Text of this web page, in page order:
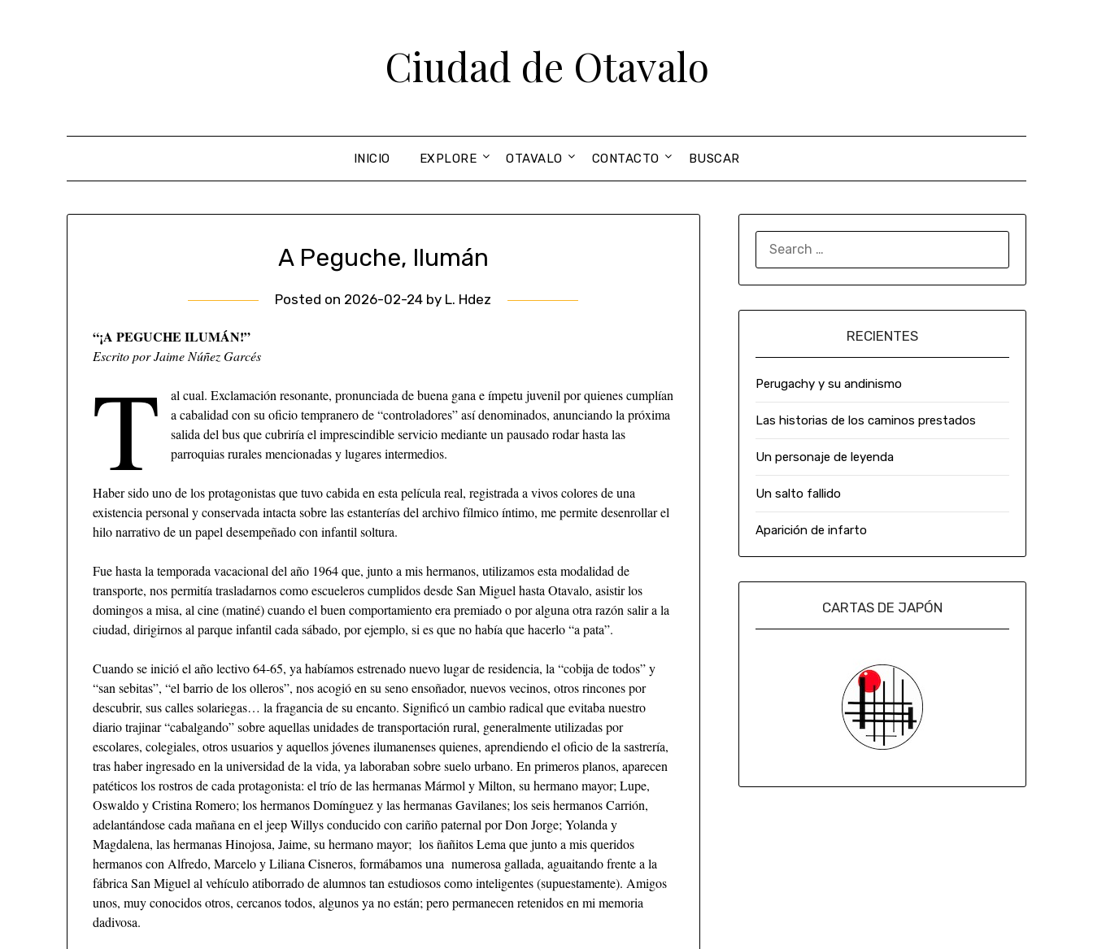
Ciudad de Otavalo
INICIO EXPLORE OTAVALO CONTACTO BUSCAR
A Peguche, Ilumán
Posted on 2026-02-24 by L. Hdez
“¡A PEGUCHE ILUMÁN!”
Escrito por Jaime Núñez Garcés
T
al cual. Exclamación resonante, pronunciada de buena gana e ímpetu juvenil por quienes cumplían
a cabalidad con su oficio tempranero de “controladores” así denominados, anunciando la próxima
salida del bus que cubriría el imprescindible servicio mediante un pausado rodar hasta las
parroquias rurales mencionadas y lugares intermedios.
Haber sido uno de los protagonistas que tuvo cabida en esta película real, registrada a vivos colores de una
existencia personal y conservada intacta sobre las estanterías del archivo fílmico íntimo, me permite desenrollar el
hilo narrativo de un papel desempeñado con infantil soltura.
Fue hasta la temporada vacacional del año 1964 que, junto a mis hermanos, utilizamos esta modalidad de
transporte, nos permitía trasladarnos como escueleros cumplidos desde San Miguel hasta Otavalo, asistir los
domingos a misa, al cine (matiné) cuando el buen comportamiento era premiado o por alguna otra razón salir a la
ciudad, dirigirnos al parque infantil cada sábado, por ejemplo, si es que no había que hacerlo “a pata”.
Cuando se inició el año lectivo 64-65, ya habíamos estrenado nuevo lugar de residencia, la “cobija de todos” y
“san sebitas”, “el barrio de los olleros”, nos acogió en su seno ensoñador, nuevos vecinos, otros rincones por
descubrir, sus calles solariegas… la fragancia de su encanto. Significó un cambio radical que evitaba nuestro
diario trajinar “cabalgando” sobre aquellas unidades de transportación rural, generalmente utilizadas por
escolares, colegiales, otros usuarios y aquellos jóvenes ilumanenses quienes, aprendiendo el oficio de la sastrería,
tras haber ingresado en la universidad de la vida, ya laboraban sobre suelo urbano. En primeros planos, aparecen
patéticos los rostros de cada protagonista: el trío de las hermanas Mármol y Milton, su hermano mayor; Lupe,
Oswaldo y Cristina Romero; los hermanos Domínguez y las hermanas Gavilanes; los seis hermanos Carrión,
adelantándose cada mañana en el jeep Willys conducido con cariño paternal por Don Jorge; Yolanda y
Magdalena, las hermanas Hinojosa, Jaime, su hermano mayor; los ñañitos Lema que junto a mis queridos
hermanos con Alfredo, Marcelo y Liliana Cisneros, formábamos una numerosa gallada, aguaitando frente a la
fábrica San Miguel al vehículo atiborrado de alumnos tan estudiosos como inteligentes (supuestamente). Amigos
unos, muy conocidos otros, cercanos todos, algunos ya no están; pero permanecen retenidos en mi memoria
dadivosa.
RECIENTES
Perugachy y su andinismo
Las historias de los caminos prestados
Un personaje de leyenda
Un salto fallido
Aparición de infarto
CARTAS DE JAPÓN